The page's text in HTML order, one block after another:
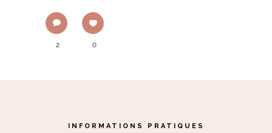
2 0
INFORMATIONS PRATIQUES